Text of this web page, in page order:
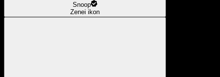
Snoop
Zenei ikon